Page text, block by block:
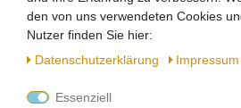
inkl. ges. MwSt.
den von uns verwendeten Cookies
Nutzer finden Sie hier:
Daten­schutz­erklärung
Impressum
Essenziell